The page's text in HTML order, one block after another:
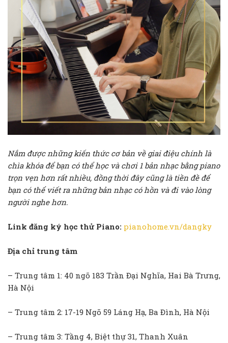
Nắm được những kiến thức cơ bản về giai điệu chính là
chìa khóa để bạn có thể học và chơi 1 bản nhạc bằng piano
trọn vẹn hơn rất nhiều, đồng thời đây cũng là tiền đề để
bạn có thể viết ra những bản nhạc có hồn và đi vào lòng
người nghe hơn.
Link đăng ký học thử Piano: pianohome.vn/dangky
Địa chỉ trung tâm
– Trung tâm 1: 40 ngõ 183 Trần Đại Nghĩa, Hai Bà Trưng,
Hà Nội
– Trung tâm 2: 17-19 Ngõ 59 Láng Hạ, Ba Đình, Hà Nội
– Trung tâm 3: Tầng 4, Biệt thự 31, Thanh Xuân